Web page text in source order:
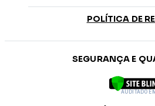
POLÍTICA DE
SEGURANÇA E
AUDITADO